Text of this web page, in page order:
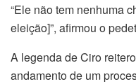
“Ele não tem nenhuma
eleição]”, afirmou o
A legenda de Ciro
andamento de um